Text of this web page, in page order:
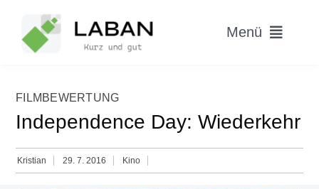
content
Menü
Home
Worum geht’s?
Blog
FILMBEWERTUNG
Independence Day: Wiederkehr
Kristian 29. 7. 2016 Kino